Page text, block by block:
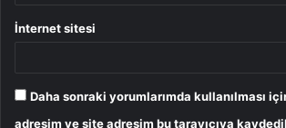
İnternet sitesi
Daha sonraki yorumlarımda kullanılması
adresim ve site adresim bu tarayıcıya